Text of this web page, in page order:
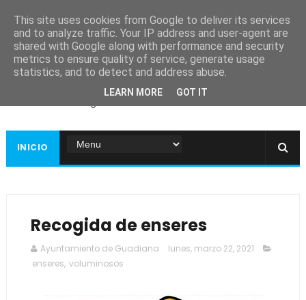
Ayuntamiento de
Guadiana
INICIO
Recogida de enseres
Ayuntamiento de Guadiana
lunes, marzo 22, 2021
enseres, voluminosos
This site uses cookies from Google to deliver its services
and to analyze traffic. Your IP address and user-agent are
shared with Google along with performance and security
metrics to ensure quality of service, generate usage
statistics, and to detect and address abuse.
LEARN MORE GOT IT